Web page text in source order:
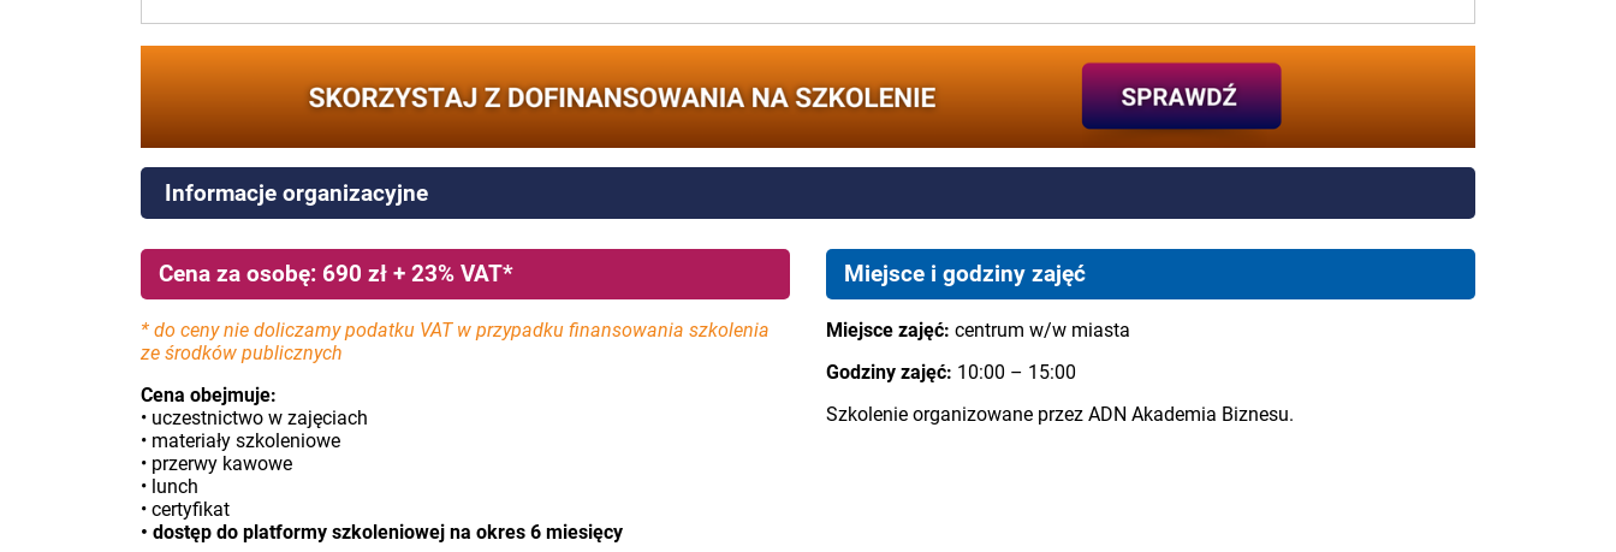
Informacje organizacyjne
Cena za osobę: 690 zł + 23% VAT*
* do ceny nie doliczamy podatku VAT w przypadku finansowania szkolenia
ze środków publicznych
Cena obejmuje:
• uczestnictwo w zajęciach
• materiały szkoleniowe
• przerwy kawowe
• lunch
• certyfikat
• dostęp do platformy szkoleniowej na okres 6 miesięcy
Miejsce i godziny zajęć
Miejsce zajęć: centrum w/w miasta
Godziny zajęć: 10:00 – 15:00
Szkolenie organizowane przez ADN Akademia Biznesu.